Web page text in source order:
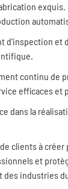
d'inspection et
continu de
efficaces et
dans la
clients à créer
et
des industries